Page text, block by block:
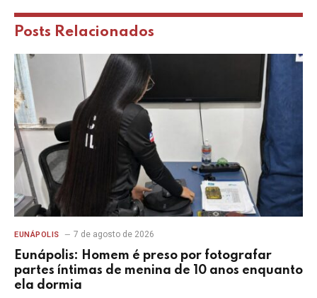
Posts Relacionados
EUNÁPOLIS 7 de agosto de 2026
Eunápolis: Homem é preso por fotografar
partes íntimas de menina de 10 anos enquanto
ela dormia